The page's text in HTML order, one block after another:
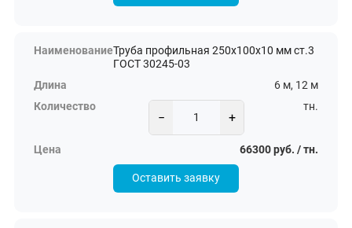
Труба профильная 250х100х10 мм ст.3
ГОСТ 30245-03
6 м, 12 м
− +
тн.
66300 руб. / тн.
Оставить заявку